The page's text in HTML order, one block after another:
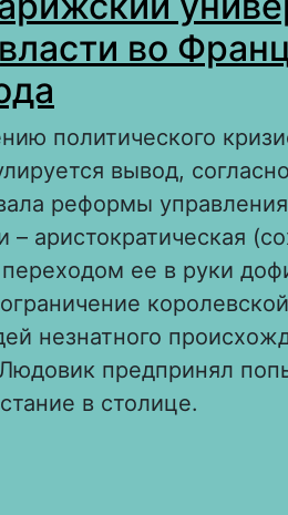
во
политического
вывод,
реформы
аристократическая
ее в руки
незнатного
предпринял
в столице.